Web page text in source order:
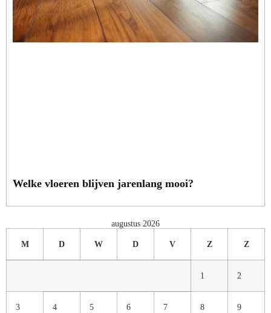
Welke vloeren blijven jarenlang mooi?
augustus 2026
M D W D V Z Z
1 2
3 4 5 6 7 8 9